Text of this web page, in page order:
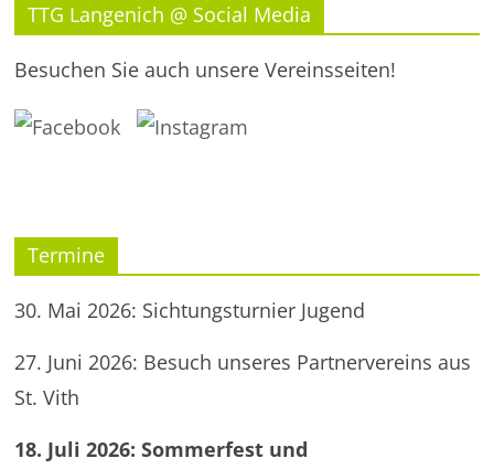
TTG Langenich @ Social Media
Besuchen Sie auch unsere Vereinsseiten!
Termine
30. Mai 2026: Sichtungsturnier Jugend
27. Juni 2026: Besuch unseres Partnervereins aus
St. Vith
18. Juli 2026: Sommerfest und